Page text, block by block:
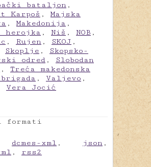
bataljon ,
Karpoš ,Majska
,Makedonija ,
herojka , Niš , NOB ,
, Rujen , SKOJ ,
Skoplje ,
Skopsko-
odred ,
Slobodan
, Treća makedonska
, Valjevo ,
Vera Jocić
formati
dcmes-xml , json ,
, rss2